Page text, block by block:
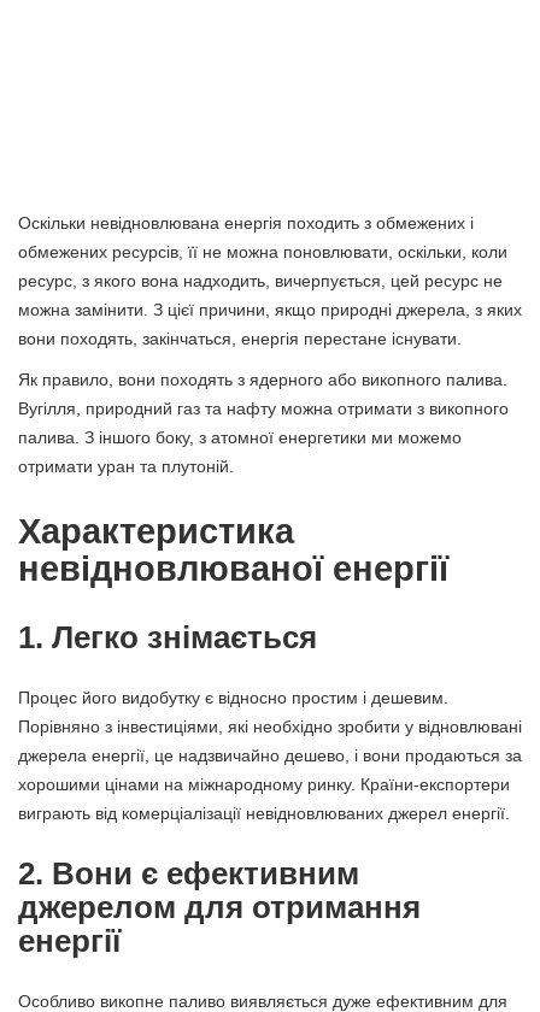
Оскільки невідновлювана енергія походить з обмежених і
обмежених ресурсів, її не можна поновлювати, оскільки, коли
ресурс, з якого вона надходить, вичерпується, цей ресурс не
можна замінити. З цієї причини, якщо природні джерела, з яких
вони походять, закінчаться, енергія перестане існувати.
Як правило, вони походять з ядерного або викопного палива.
Вугілля, природний газ та нафту можна отримати з викопного
палива. З іншого боку, з атомної енергетики ми можемо
отримати уран та плутоній.
Характеристика
невідновлюваної енергії
1. Легко знімається
Процес його видобутку є відносно простим і дешевим.
Порівняно з інвестиціями, які необхідно зробити у відновлювані
джерела енергії, це надзвичайно дешево, і вони продаються за
хорошими цінами на міжнародному ринку. Країни-експортери
виграють від комерціалізації невідновлюваних джерел енергії.
2. Вони є ефективним
джерелом для отримання
енергії
Особливо викопне паливо виявляється дуже ефективним для